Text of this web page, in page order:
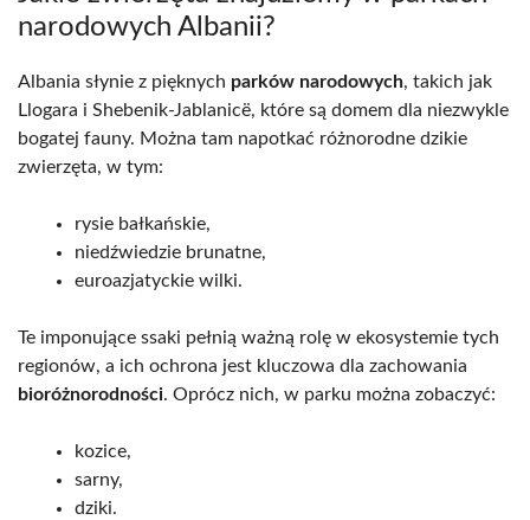
narodowych Albanii?
Albania słynie z pięknych parków narodowych, takich jak
Llogara i Shebenik-Jablanicë, które są domem dla niezwykle
bogatej fauny. Można tam napotkać różnorodne dzikie
zwierzęta, w tym:
rysie bałkańskie,
niedźwiedzie brunatne,
euroazjatyckie wilki.
Te imponujące ssaki pełnią ważną rolę w ekosystemie tych
regionów, a ich ochrona jest kluczowa dla zachowania
bioróżnorodności. Oprócz nich, w parku można zobaczyć:
kozice,
sarny,
dziki.